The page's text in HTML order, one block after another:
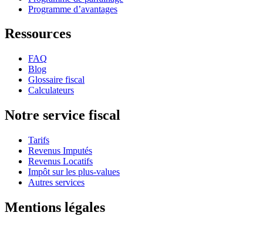
Programme d’avantages
Ressources
FAQ
Blog
Glossaire fiscal
Calculateurs
Notre service fiscal
Tarifs
Revenus Imputés
Revenus Locatifs
Impôt sur les plus-values
Autres services
Mentions légales